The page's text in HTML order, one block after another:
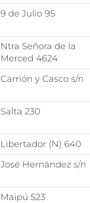
9 de Julio 95
Ntra Señora de la
Merced 4624
Carrión y Casco s/n
Salta 230
Libertador (N) 640
José Hernández s/n
Maipú 523